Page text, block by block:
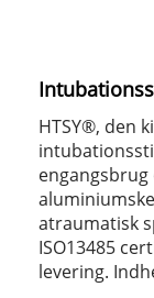
HTSY®, den
atraumatisk
ISO13485
levering.